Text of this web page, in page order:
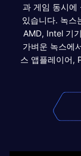
과 게임 동시에
있습니다. 녹스
AMD, Intel 기
가벼운 녹스에
스 앱플레이어,